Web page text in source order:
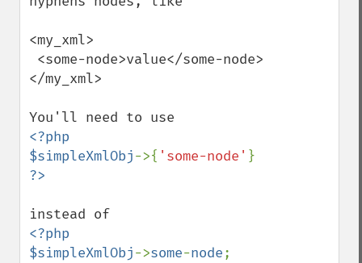
<my_xml>
</my_xml>
<?php
$simpleXmlObj->{ 'some-node'
<?php
$simpleXmlObj->some-node